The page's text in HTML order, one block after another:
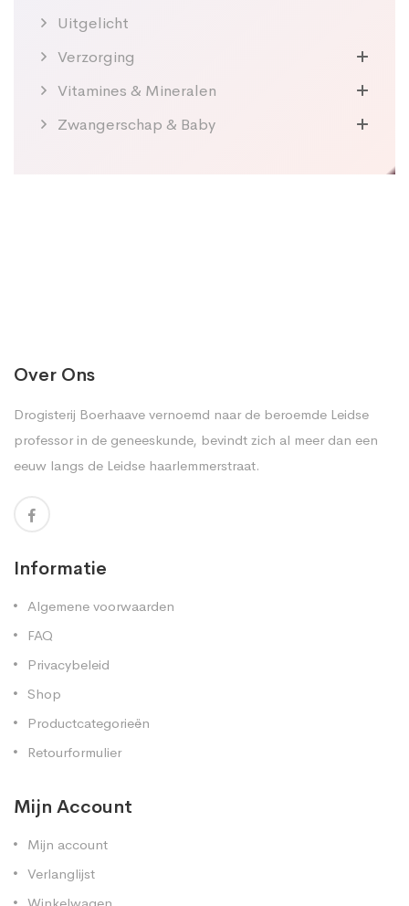
Uitgelicht
Verzorging
Vitamines & Mineralen
Zwangerschap & Baby
Over Ons
Drogisterij Boerhaave vernoemd naar de beroemde Leidse
professor in de geneeskunde, bevindt zich al meer dan een
eeuw langs de Leidse haarlemmerstraat.
Informatie
Algemene voorwaarden
FAQ
Privacybeleid
Shop
Productcategorieën
Retourformulier
Mijn Account
Mijn account
Verlanglijst
Winkelwagen